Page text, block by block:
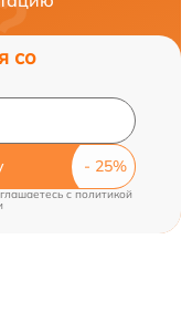
со
c политикой